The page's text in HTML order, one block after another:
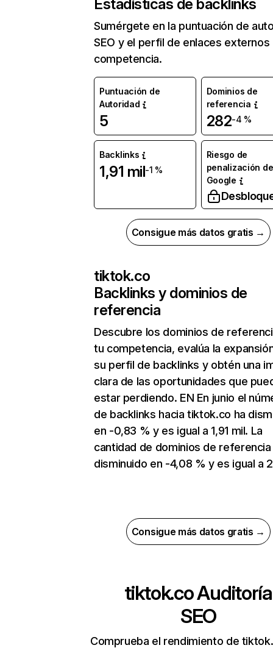
Estadísticas de backlinks
Sumérgete en la puntuación de
SEO y el perfil de enlaces externos
competencia.
Puntuación de
Autoridad
5
Dominios de
referencia
282-4 %
Backlinks
1,91 mil-1 %
Riesgo de
penalización de
Google
Consigue más datos gratis →
tiktok.co
Backlinks y dominios de
referencia
Descubre los dominios de
tu competencia, evalúa la
su perfil de backlinks y obtén una
clara de las oportunidades que
estar perdiendo. EN En junio el
de backlinks hacia tiktok.co ha
en -0,83 % y es igual a 1,91 mil. La
cantidad de dominios de referencia
disminuido en -4,08 % y es igual a
Consigue más datos gratis →
tiktok.coAuditoría
SEO
Comprueba el rendimiento de